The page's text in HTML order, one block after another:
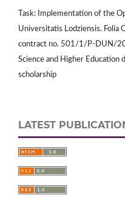
Task: Implementation of the
Universitatis Lodziensis. Folia
contract no. 501/1/P-DUN/
Science and Higher
scholarship
LATEST